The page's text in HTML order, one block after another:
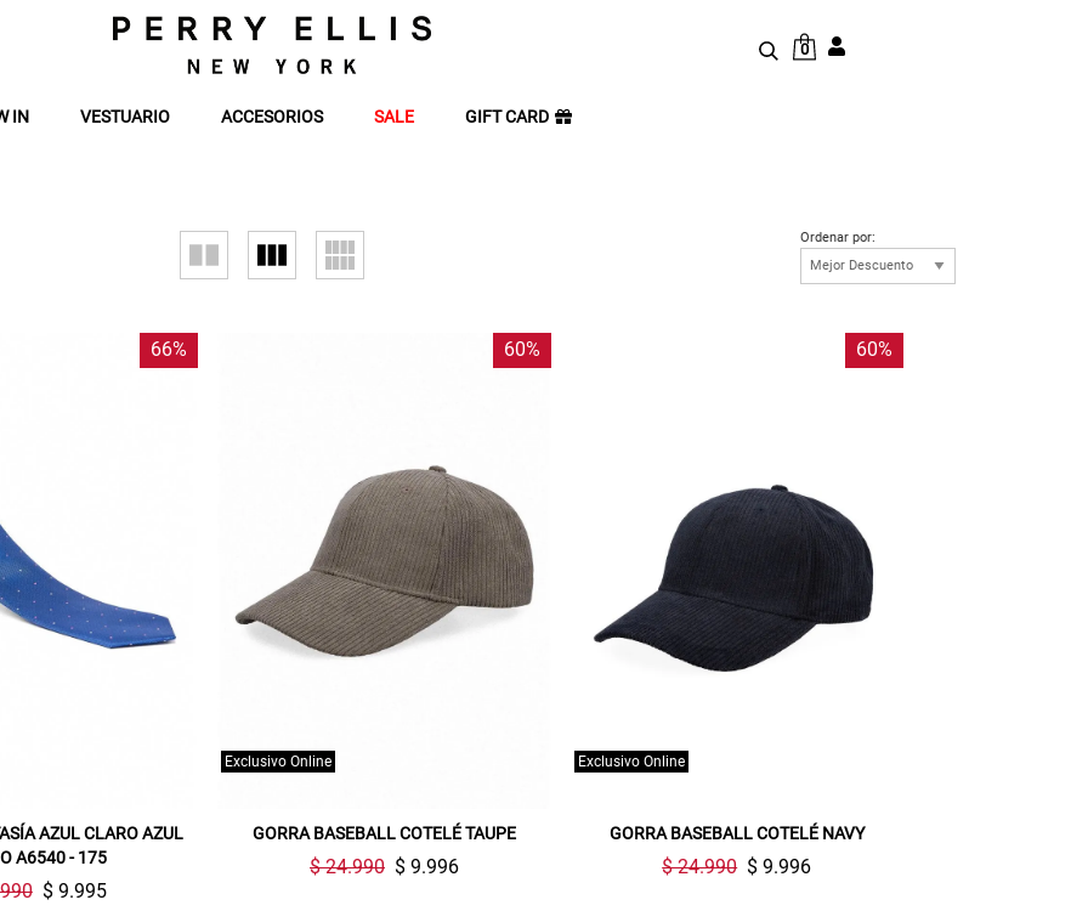
0
IN VESTUARIO ACCESORIOS SALE GIFT CARD
Ordenar por:
66%
AZUL CLARO AZUL
A6540 - 175
$ 9.995
60%
Exclusivo Online
GORRA BASEBALL COTELÉ TAUPE
$ 24.990 $ 9.996
60%
Exclusivo Online
GORRA BASEBALL COTELÉ NAVY
$ 24.990 $ 9.996